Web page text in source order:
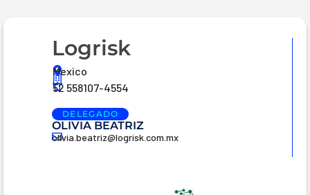
Logrisk
Mexico
52 558107-4554
DELEGADO
OLIVIA BEATRIZ
olivia.beatriz@logrisk.com.mx